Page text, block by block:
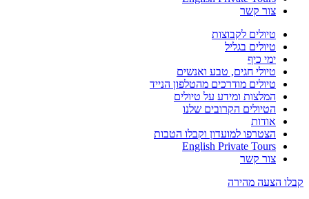
צור קשר
טיולים לקבוצות
טיולים בגליל
ימי כיף
טיולי חגים, טבע ואנשים
טיולים מודרכים מהטלפון הנייד
המלצות ומידע על טיולים
הטיולים הקרובים שלנו
אודות
הצטרפו למועדון וקבלו הטבות
English Private Tours
צור קשר
קבלו הצעה מהירה